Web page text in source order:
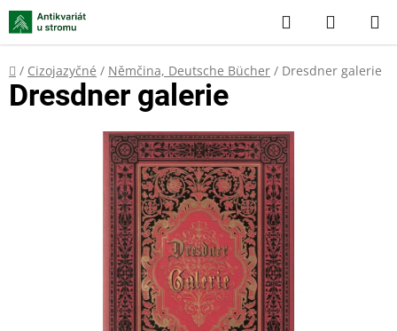
Přejít
na
obsah
Hledat
KOŠÍK
Domů
/ Cizojazyčné / Němčina, Deutsche Bücher / Dresdner galerie
Dresdner galerie